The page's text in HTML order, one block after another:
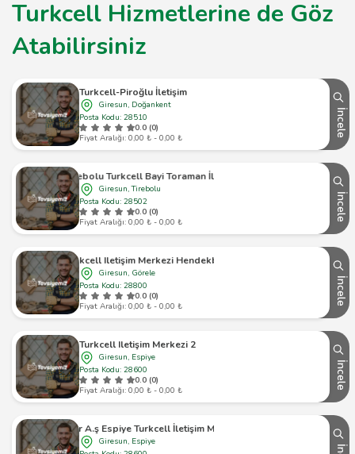
Turkcell Hizmetlerine de Göz
Atabilirsiniz
Turkcell-Piroğlu İletişim
Giresun, Doğankent
Posta Kodu: 28510
0.0 (0)
Fiyat Aralığı: 0,00 ₺ - 0,00 ₺
İncele
Tirebolu Turkcell Bayi Toraman İletişim
Giresun, Tirebolu
Posta Kodu: 28502
0.0 (0)
Fiyat Aralığı: 0,00 ₺ - 0,00 ₺
İncele
Turkcell Iletişim Merkezi Hendekbaşı 1
Giresun, Görele
Posta Kodu: 28800
0.0 (0)
Fiyat Aralığı: 0,00 ₺ - 0,00 ₺
İncele
Turkcell Iletişim Merkezi 2
Giresun, Espiye
Posta Kodu: 28600
0.0 (0)
Fiyat Aralığı: 0,00 ₺ - 0,00 ₺
İncele
Atar A.ş Espiye Turkcell İletişim Merkezi
Giresun, Espiye